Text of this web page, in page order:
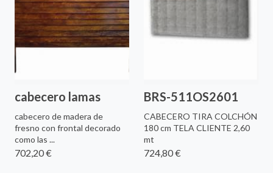
cabecero lamas
cabecero de madera de
fresno con frontal decorado
como las ...
702,20 €
BRS-511OS2601
CABECERO TIRA COLCHÓN
180 cm TELA CLIENTE 2,60
mt
724,80 €